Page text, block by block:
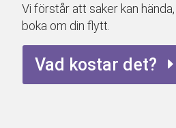
Vi förstår att saker kan
boka om din flytt.
Vad kostar det?